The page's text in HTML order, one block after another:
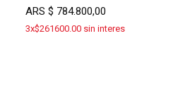
ARS$ 784.800,00
3x$261600.00 sin interes